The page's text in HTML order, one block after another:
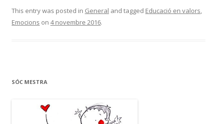
e
b
k
itt
er
m
p
This entry was posted in General and tagged Educació en valors,
Emocions on 4 novembre 2016.
SÓC MESTRA